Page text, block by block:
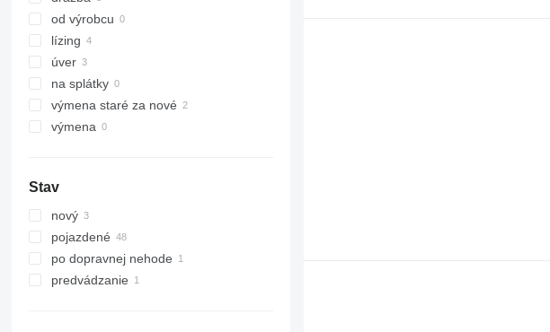
od výrobcu
lízing
úver
na splátky
výmena staré za nové
výmena
Stav
nový
pojazdené
po dopravnej nehode
predvádzanie